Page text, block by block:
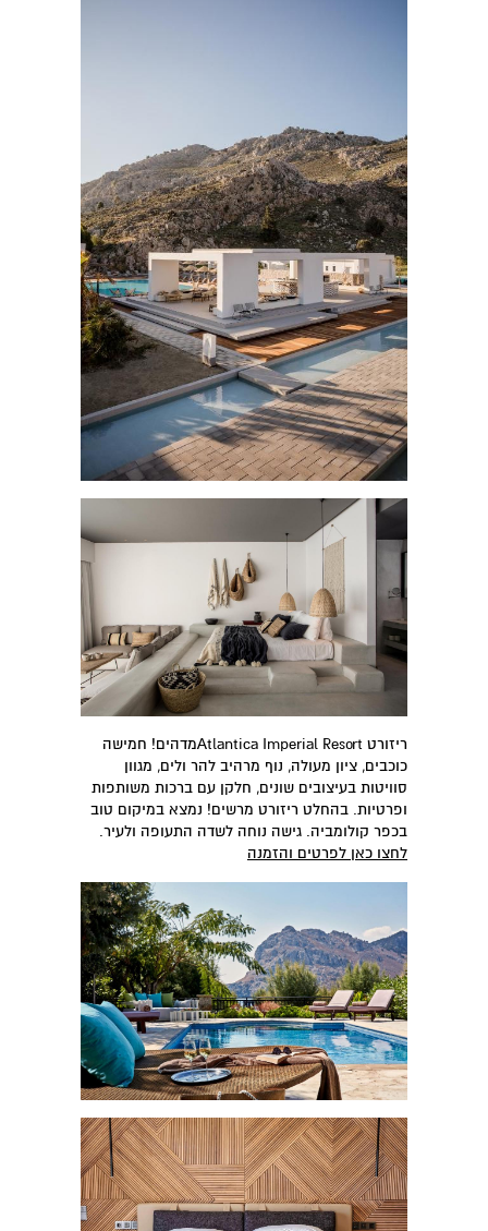
ריזורט Atlantica Imperial Resortמדהים! חמישה
כוכבים, ציון מעולה, נוף מרהיב להר ולים, מגוון
סוויטות בעיצובים שונים, חלקן עם ברכות משותפות
ופרטיות. בהחלט ריזורט מרשים! נמצא במיקום טוב
בכפר קולומביה. גישה נוחה לשדה התעופה ולעיר.
לחצו כאן לפרטים והזמנה